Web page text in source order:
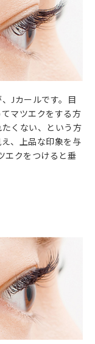
Jカールです。目
マツエクをする方
くない、という方
、上品な印象を与
エクをつけると垂